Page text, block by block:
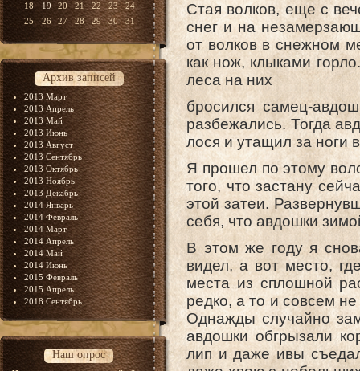
18
19 20 21 22 23
24
25
26 27 28 29 30 31
Архив записей
2013 Март
2013 Апрель
2013 Май
2013 Июнь
2013 Август
2013 Сентябрь
2013 Октябрь
2013 Ноябрь
2013 Декабрь
2014 Январь
2014 Февраль
2014 Март
2014 Апрель
2014 Май
2014 Июнь
2015 Февраль
2015 Апрель
2018 Сентябрь
Наш опрос
Стая волков, еще с
снег и на
от волков в снежном
как нож, клыками
леса на них
бросился самец-
разбежались. Тогда
лося и утащил за ноги
Я прошел по этому
того, что застану
этой затеи.
себя, что авдошки
В этом же году я
видел, а вот место,
места из сплошной
редко, а то и совсем
Однажды случайно
авдошки обгрызали
лип и даже ивы